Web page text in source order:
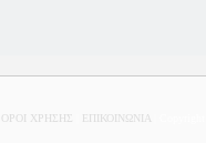
ΟΡΟΙ ΧΡΗΣΗΣ ΕΠΙΚΟΙΝΩΝΙΑ